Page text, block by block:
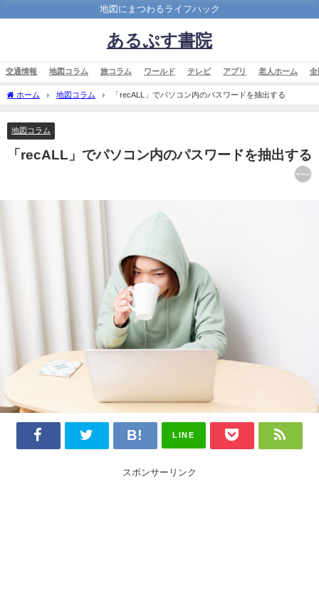
地図にまつわるライフハック
あるぷす書院
交通情報 地図コラム 旅コラム ワールド テレビ アプリ 老人ホーム 全
ホーム 地図コラム 「recALL」でパソコン内のパスワードを抽出する
地図コラム
「recALL」でパソコン内のパスワードを抽出する
LINE
スポンサーリンク